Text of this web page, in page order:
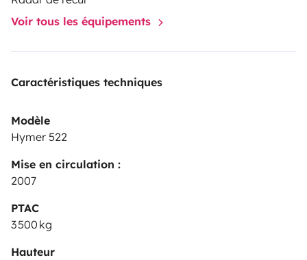
Voir tous les équipements
Caractéristiques techniques
Modèle
Hymer 522
Mise en circulation :
2007
PTAC
3 500 kg
Hauteur